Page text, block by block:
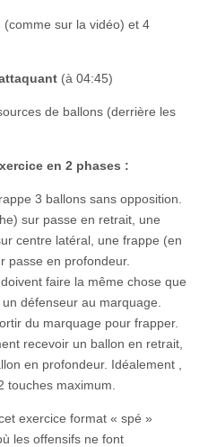
(comme sur la vidéo) et 4
(à 04:45)
de ballons (derrière les
en 2 phases :
3 ballons sans opposition.
sur passe en retrait, une
centre latéral, une frappe (en
passe en profondeur.
faire la même chose que
défenseur au marquage.
du marquage pour frapper.
recevoir un ballon en retrait,
en profondeur. Idéalement ,
touches maximum.
exercice format « spé »
les offensifs ne font